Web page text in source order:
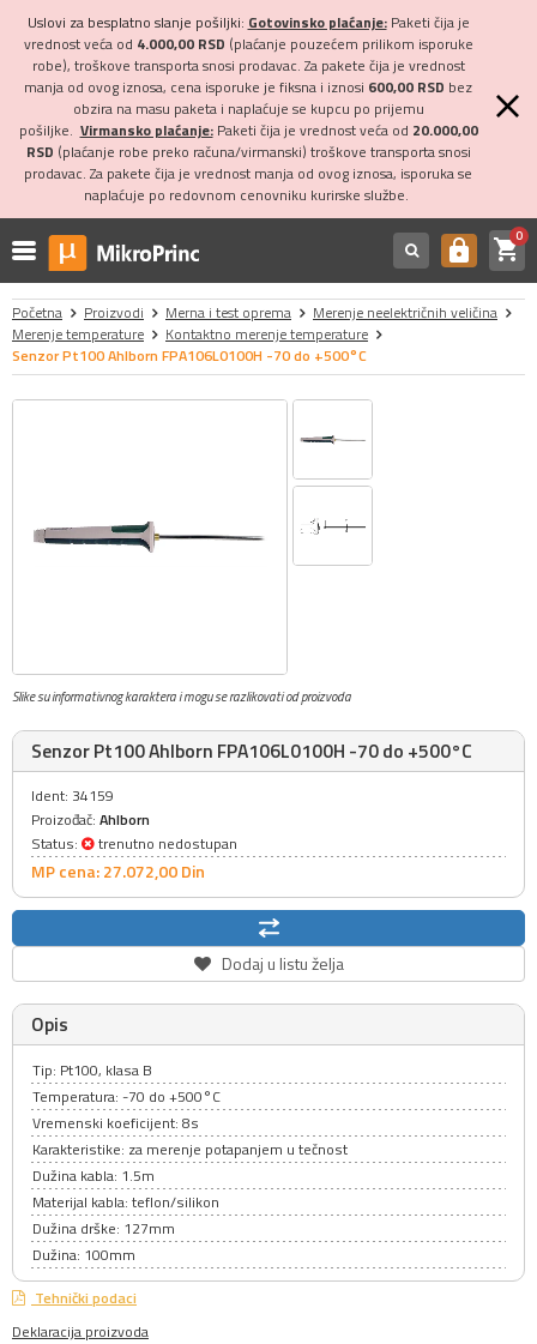
Uslovi za besplatno slanje pošiljki: Gotovinsko plaćanje:Paketi čija je
vrednost veća od 4.000,00 RSD (plaćanje pouzećem prilikom isporuke
robe), troškove transporta snosi prodavac. Za pakete čija je vrednost
manja od ovog iznosa, cena isporuke je fiksna i iznosi 600,00 RSD bez
obzira na masu paketa i naplaćuje se kupcu po prijemu
pošiljke. Virmansko plaćanje:Paketi čija je vrednost veća od 20.000,00
RSD (plaćanje robe preko računa/virmanski) troškove transporta snosi
prodavac. Za pakete čija je vrednost manja od ovog iznosa, isporuka se
naplaćuje po redovnom cenovniku kurirske službe.
https shopping_cart0
Početna Proizvodi Merna i test oprema
Merenje neelektričnih veličina
Merenje temperature
Kontaktno merenje temperature
Senzor Pt100 Ahlborn FPA106L0100H -70 do +500°C
Slike su informativnog karaktera i mogu se razlikovati od proizvoda
Senzor Pt100 Ahlborn FPA106L0100H -70 do +500°C
Ident: 34159
Proizođač: Ahlborn
Status:
trenutno nedostupan
MP cena: 27.072,00Din
Dodaj u listu želja
Opis
Tip: Pt100, klasa B
Temperatura: -70 do +500°C
Vremenski koeficijent: 8s
Karakteristike: za merenje potapanjem u tečnost
Dužina kabla: 1.5m
Materijal kabla: teflon/silikon
Dužina drške: 127mm
Dužina: 100mm
Tehnički podaci
Deklaracija proizvoda